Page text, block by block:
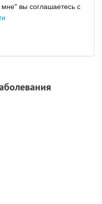
вы соглашаетесь с